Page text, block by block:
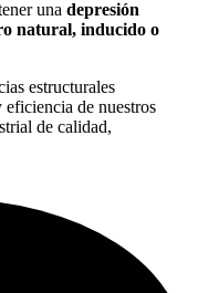
una depresión
natural, inducido o
estructurales
eficiencia de nuestros
de calidad,